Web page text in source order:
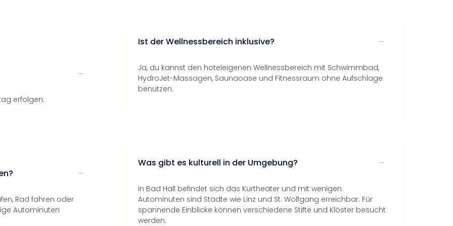
erfolgen.
Rad fahren oder
Autominuten
Ist der Wellnessbereich inklusive?
Ja, du kannst den hoteleigenen Wellnessbereich mit Schwimmbad,
HydroJet-Massagen, Saunaoase und Fitnessraum ohne Aufschlage
benutzen.
Was gibt es kulturell in der Umgebung?
In Bad Hall befindet sich das Kurtheater und mit wenigen
Autominuten sind Städte wie Linz und St. Wolfgang erreichbar. Für
spannende Einblicke können verschiedene Stifte und Klöster besucht
werden.